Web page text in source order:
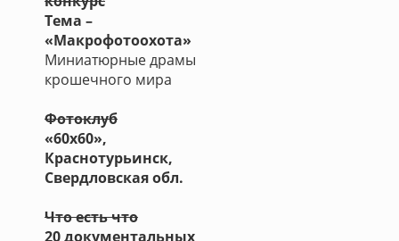
Тема –
«Макрофотоохота»
Миниатюрные драмы
крошечного мира
Фотоклуб
«60х60»,
Краснотурьинск,
Свердловская обл.
Что есть что
20 документальных